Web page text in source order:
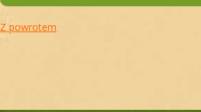
Z powrotem